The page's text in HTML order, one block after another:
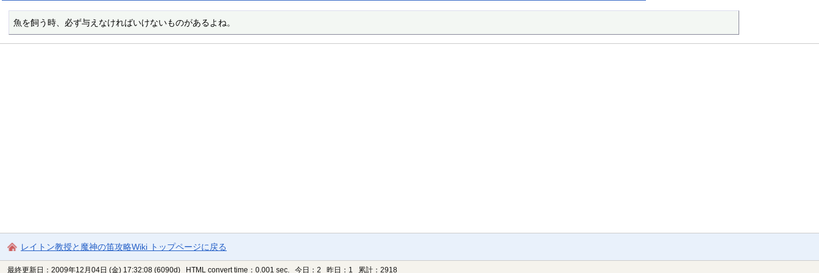
魚を飼う時、必ず与えなければいけないものがあるよね。
レイトン教授と魔神の笛攻略Wiki トップページに戻る
最終更新日：2009年12月04日 (金) 17:32:08 (6090d) HTML convert time：0.001 sec. 今日：2 昨日：1 累計：2918